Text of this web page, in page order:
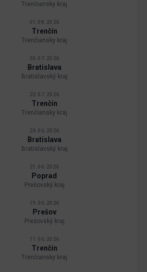
Trenčiansky kraj
01.08.2026
Trenčín
Trenčiansky kraj
30.07.2026
Bratislava
Bratislavský kraj
22.07.2026
Trenčín
Trenčiansky kraj
24.06.2026
Bratislava
Bratislavský kraj
21.06.2026
Poprad
Prešovský kraj
19.06.2026
Prešov
Prešovský kraj
11.06.2026
Trenčín
Trenčiansky kraj